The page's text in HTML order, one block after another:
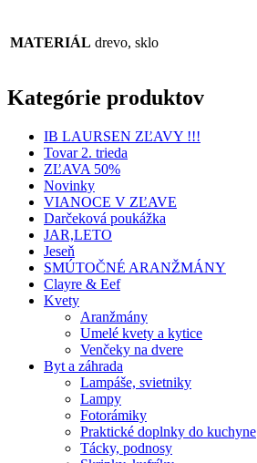
MATERIÁL drevo, sklo
Kategórie produktov
IB LAURSEN ZĽAVY !!!
Tovar 2. trieda
ZĽAVA 50%
Novinky
VIANOCE V ZĽAVE
Darčeková poukážka
JAR,LETO
Jeseň
SMÚTOČNÉ ARANŽMÁNY
Clayre & Eef
Kvety
Aranžmány
Umelé kvety a kytice
Venčeky na dvere
Byt a záhrada
Lampáše, svietniky
Lampy
Fotorámiky
Praktické doplnky do kuchyne
Tácky, podnosy